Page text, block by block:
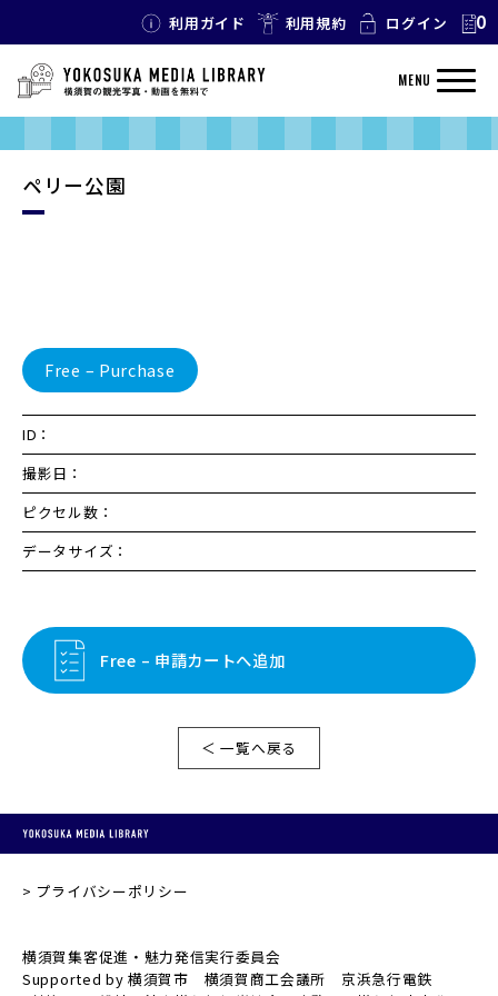
利用ガイド 利用規約 ログイン 0
MENU
ペリー公園
Free – Purchase
ID：
撮影日：
ピクセル数：
データサイズ：
Free – 申請カートへ追加
＜ 一覧へ戻る
プライバシーポリシー
横須賀集客促進・魅力発信実行委員会
Supported by 横須賀市 横須賀商工会議所 京浜急行電鉄